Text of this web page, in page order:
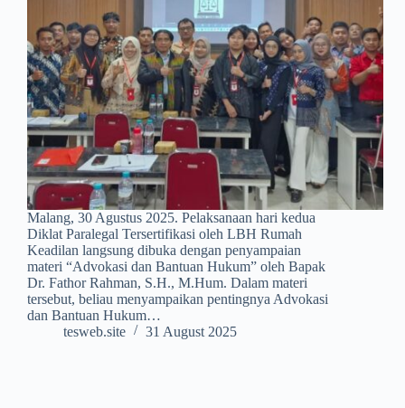
Malang, 30 Agustus 2025. Pelaksanaan hari kedua
Diklat Paralegal Tersertifikasi oleh LBH Rumah
Keadilan langsung dibuka dengan penyampaian
materi “Advokasi dan Bantuan Hukum” oleh Bapak
Dr. Fathor Rahman, S.H., M.Hum. Dalam materi
tersebut, beliau menyampaikan pentingnya Advokasi
dan Bantuan Hukum…
tesweb.site
31 August 2025